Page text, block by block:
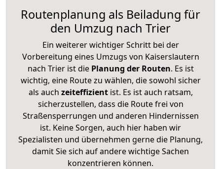
Routenplanung als Beiladung für
den Umzug nach Trier
Ein weiterer wichtiger Schritt bei der
Vorbereitung eines Umzugs von Kaiserslautern
nach Trier ist diePlanung der Routen. Es ist
wichtig, eine Route zu wählen, die sowohl sicher
als auch zeiteffizientist. Es ist auch ratsam,
sicherzustellen, dass die Route frei von
Straßensperrungen und anderen Hindernissen
ist. Keine Sorgen, auch hier haben wir
Spezialisten und übernehmen gerne die Planung,
damit Sie sich auf andere wichtige Sachen
konzentrieren können.